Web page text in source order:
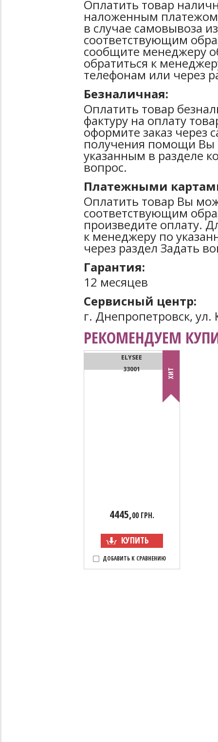
Оплатить товар
наложенным
в случае самовывоза
соответствующим
сообщите менеджеру
обратиться к
телефонам или через
Безналичная:
Оплатить товар
фактуру на оплату
оформите заказ через
получения помощи Вы
указанным в разделе
вопрос.
Платежными
Оплатить товар Вы
соответствующим
произведите оплату.
к менеджеру по
через раздел Задать
Гарантия:
12 месяцев
Сервисный центр:
г. Днепропетровск,
РЕКОМЕНДУЕМ
ХИТ
ELYSEE
33001
4445,00 ГРН.
КУПИТЬ
ДОБАВИТЬ К СРАВНЕНИЮ